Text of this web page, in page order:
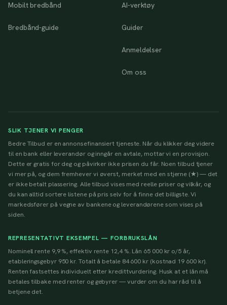
Mobilt bredbånd
Bredbånd-guide
AI-verktøy
Guider
Anmeldelser
Om oss
SLIK TJENER VI PENGER
Bedre Tilbud er en annonsefinansiert tjeneste. Når du klikker deg videre
til en bank eller leverandør og inngår en avtale, mottar vi en provisjon.
Dette er gratis for deg og påvirker ikke prisen du får. Noen tilbud tjener
vi mer på, og dem fremhever vi øverst, merket med en stjerne (★) — det
er ikke betalt plassering. Alle tilbud vises med reelle priser og vilkår, og
du kan alltid sortere listene på pris selv for å finne det billigste. Vi
markedsfører på vegne av bankene og leverandørene som vises på
siden.
REPRESENTATIVT EKSEMPEL — FORBRUKSLÅN
Nominell rente 9,9 %, effektiv rente 12,4 %. Lån 65 000 kr o/5 år,
etableringsgebyr 950 kr. Totalt å betale 84 600 kr (kostnad 19 600 kr).
Renten fastsettes individuelt etter kredittvurdering. Husk at et lån må
betales tilbake med renter og gebyrer — vurder om du har råd til å
betjene det.